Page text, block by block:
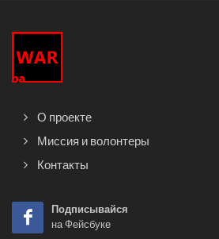
О проекте
Миссия и волонтеры
Контакты
Подписывайся
на Фейсбуке